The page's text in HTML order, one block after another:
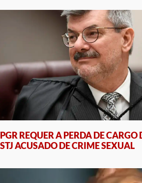
PGR REQUER A PERDA DE
STJ ACUSADO DE CRIME SEXUAL